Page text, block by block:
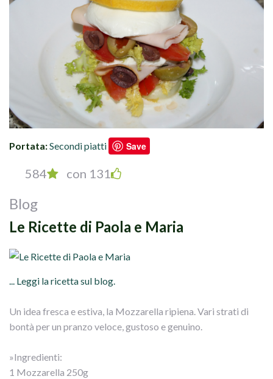
Portata:Secondi piatti Save
584 con 131
Blog
Le Ricette di Paola e Maria
... Leggi la ricetta sul blog.
Un idea fresca e estiva, la Mozzarella ripiena. Vari strati di
bontà per un pranzo veloce, gustoso e genuino.
»Ingredienti:
1 Mozzarella 250g